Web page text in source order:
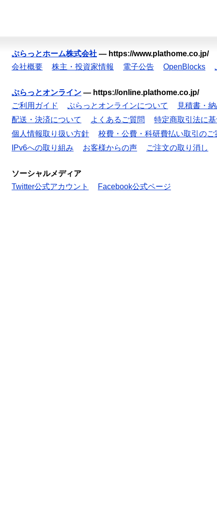
ぷらっとホーム株式会社 — https://www.plathome.co.jp/
会社概要
株主・投資家情報 電子公告 OpenBlocks
ぷらっとオンライン — https://online.plathome.co.jp/
ご利用ガイド
ぷらっとオンラインについて
見積書・
配送・決済について
よくあるご質問
特定商取引法に
個人情報取り扱い方針
校費・公費・科研費払い取引のご
IPv6への取り組み
お客様からの声 ご注文の取り消し
ソーシャルメディア
Twitter公式アカウント
Facebook公式ページ